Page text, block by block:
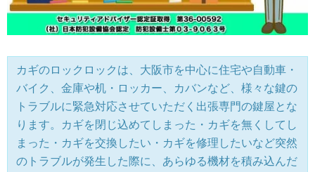
カギのロックロックは、大阪市を中心に住宅や自動車・
バイク、金庫や机・ロッカー、カバンなど、様々な鍵の
トラブルに緊急対応させていただく出張専門の鍵屋とな
ります。カギを閉じ込めてしまった・カギを無くしてし
まった・カギを交換したい・カギを修理したいなど突然
のトラブルが発生した際に、あらゆる機材を積み込んだ